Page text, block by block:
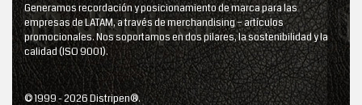
Generamos recordación y posicionamiento de marca para las
empresas de LATAM, a través de merchandising – artículos
promocionales. Nos soportamos en dos pilares, la sostenibilidad y la
calidad (ISO 9001).
© 1999 - 2026 Distripen®.